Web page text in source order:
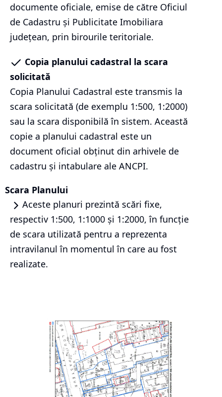
documente oficiale, emise de către Oficiul
de Cadastru și Publicitate Imobiliara
județean, prin birourile teritoriale.
Copia planului cadastral la scara
solicitată
Copia Planului Cadastral este transmis la
scara solicitată (de exemplu 1:500, 1:2000)
sau la scara disponibilă în sistem. Această
copie a planului cadastral este un
document oficial obținut din arhivele de
cadastru și intabulare ale ANCPI.
Scara Planului
Aceste planuri prezintă scări fixe,
respectiv 1:500, 1:1000 și 1:2000, în funcție
de scara utilizată pentru a reprezenta
intravilanul în momentul în care au fost
realizate.